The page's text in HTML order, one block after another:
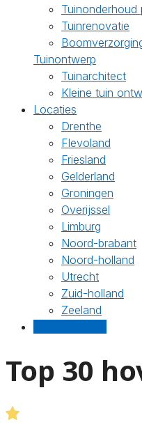
Tuinonderhoud
Tuinrenovatie
Tuinontwerp
Tuinarchitect
Kleine tuin
Locaties
Drenthe
Flevoland
Friesland
Gelderland
Groningen
Overijssel
Limburg
Noord-brabant
Noord-holland
Utrecht
Zuid-holland
Zeeland
Top 30